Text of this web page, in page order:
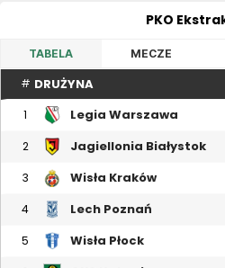
PKO
TABELA MECZE
# DRUŻYNA
1 Legia Warszawa
2 Jagiellonia Białystok
3 Wisła Kraków
4 Lech Poznań
5 Wisła Płock